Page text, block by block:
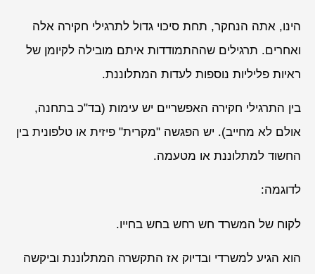
הינו, אתה הנחקר, תחת סיכוי גדול לתרגילי חקירה אלה
ואחרים. תרגילים שההתמודדות איתם מובילה לקיומן של
ראיות פליליות נוספות לעדות המתלוננת.
בין התרגילי חקירה האפשריים יש עימות (בד"כ בתחנה,
אולם לא מחייב). יש הפגשה "מקרית" פיזית או טלפונית בין
החשוד למתלוננת או מטעמה.
לדוגמה:
לקוח של המשרד חש רחש בחש בחייו.
הוא הגיע למשרדי ובדיוק אז התקשרה המתלוננת וביקשה